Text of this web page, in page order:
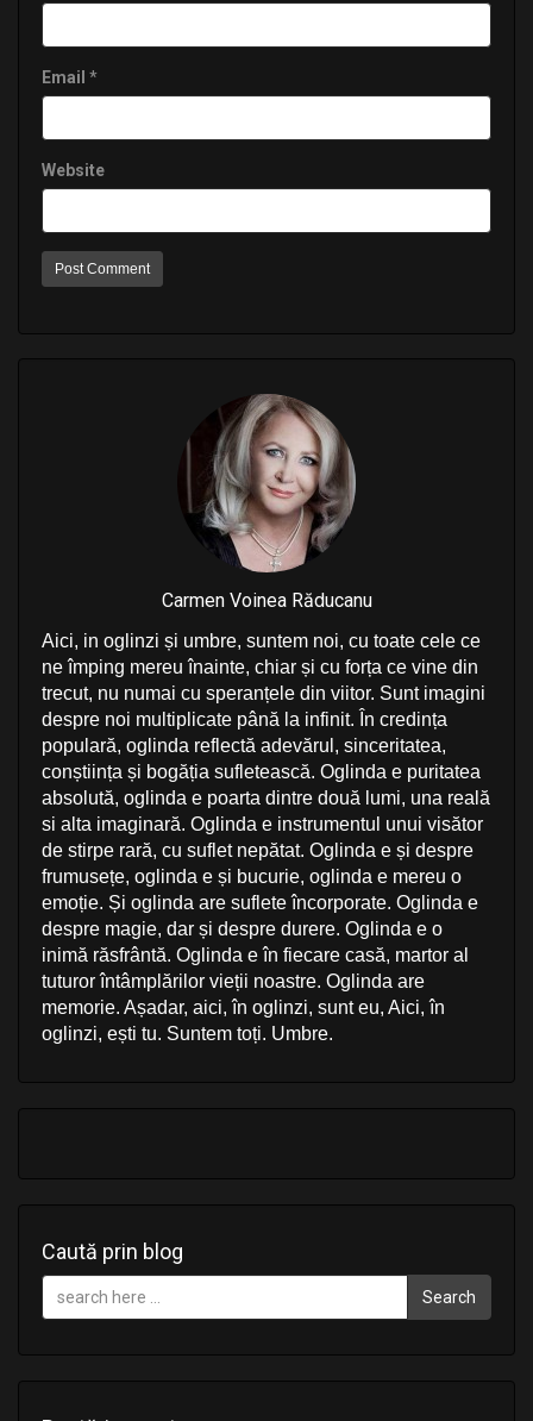
Email *
Website
Carmen Voinea Răducanu
Aici, in oglinzi și umbre, suntem noi, cu toate cele ce
ne împing mereu înainte, chiar și cu forța ce vine din
trecut, nu numai cu speranțele din viitor. Sunt imagini
despre noi multiplicate până la infinit. În credința
populară, oglinda reflectă adevărul, sinceritatea,
conștiința și bogăția sufletească. Oglinda e puritatea
absolută, oglinda e poarta dintre două lumi, una reală
si alta imaginară. Oglinda e instrumentul unui visător
de stirpe rară, cu suflet nepătat. Oglinda e și despre
frumusețe, oglinda e și bucurie, oglinda e mereu o
emoție. Și oglinda are suflete încorporate. Oglinda e
despre magie, dar și despre durere. Oglinda e o
inimă răsfrântă. Oglinda e în fiecare casă, martor al
tuturor întâmplărilor vieții noastre. Oglinda are
memorie. Așadar, aici, în oglinzi, sunt eu, Aici, în
oglinzi, ești tu. Suntem toți. Umbre.
Caută prin blog
Search